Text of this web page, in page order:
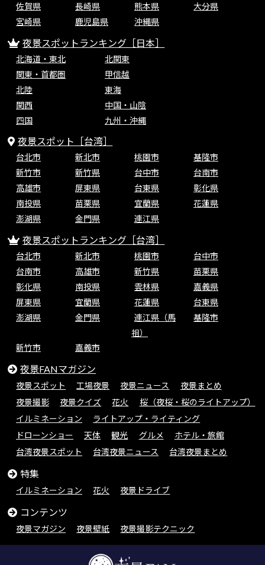
佐賀県
長崎県 熊本県
大分県
宮崎県
鹿児島県 沖縄県
夜景スポットランキング［日本］
北海道・東北
北関東
関東・首都圏
甲信越
北陸
東海
関西
中国・山陰
四国
九州・沖縄
夜景スポット［台湾］
台北市 新北市 桃園市
基隆市
新竹市
新竹県 台中市
台南市
高雄市
屏東県 台東県
彰化県
南投県
苗栗県 宜蘭県
花蓮県
澎湖県
金門県 連江県
夜景スポットランキング［台湾］
台北市 新北市 桃園市
台中市
台南市
高雄市 新竹県
苗栗県
彰化県
南投県 雲林県
嘉義県
屏東県
宜蘭県 花蓮県
台東県
澎湖県
金門県
連江県（馬
祖）
基隆市
新竹市 嘉義市
夜景FANマガジン
夜景スポット 工場夜景 夜景ニュース
夜景まとめ
夜景撮影
夜景クイズ 花火
桜（夜桜・桜のライトアップ）
イルミネーション
ライトアップ・ライティング
ドローンショー
天体 観光 グルメ
ホテル・旅館
台湾夜景スポット
台湾夜景ニュース 台湾夜景まとめ
特集
イルミネーション 花火 夜景ドライブ
コンテンツ
夜景マガジン 夜景壁紙 夜景撮影テクニック